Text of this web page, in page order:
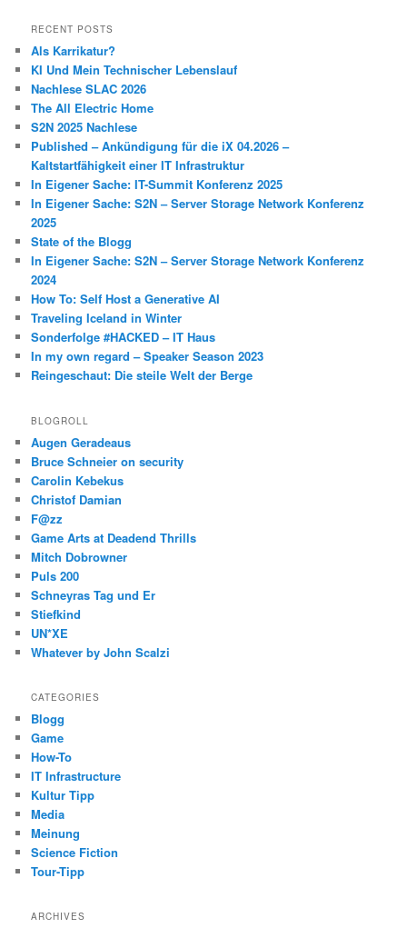
RECENT POSTS
Als Karrikatur?
KI Und Mein Technischer Lebenslauf
Nachlese SLAC 2026
The All Electric Home
S2N 2025 Nachlese
Published – Ankündigung für die iX 04.2026 –
Kaltstartfähigkeit einer IT Infrastruktur
In Eigener Sache: IT-Summit Konferenz 2025
In Eigener Sache: S2N – Server Storage Network Konferenz
2025
State of the Blogg
In Eigener Sache: S2N – Server Storage Network Konferenz
2024
How To: Self Host a Generative AI
Traveling Iceland in Winter
Sonderfolge #HACKED – IT Haus
In my own regard – Speaker Season 2023
Reingeschaut: Die steile Welt der Berge
BLOGROLL
Augen Geradeaus
Bruce Schneier on security
Carolin Kebekus
Christof Damian
F@zz
Game Arts at Deadend Thrills
Mitch Dobrowner
Puls 200
Schneyras Tag und Er
Stiefkind
UN*XE
Whatever by John Scalzi
CATEGORIES
Blogg
Game
How-To
IT Infrastructure
Kultur Tipp
Media
Meinung
Science Fiction
Tour-Tipp
ARCHIVES